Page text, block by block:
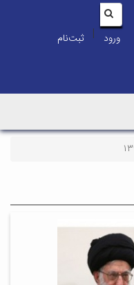
ورود | ثبت‌نام